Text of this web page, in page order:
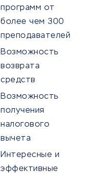
программ от
более чем 300
преподавателей
Возможность
возврата
средств
Возможность
получения
налогового
вычета
Интересные и
эффективные